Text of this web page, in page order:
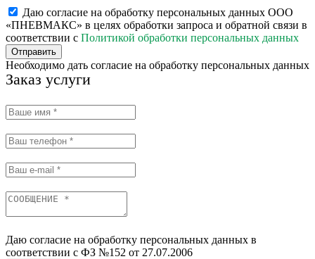
Даю согласие на обработку персональных данных ООО
«ПНЕВМАКС» в целях обработки запроса и обратной связи в
соответствии с Политикой обработки персональных данных
Отправить
Необходимо дать согласие на обработку персональных данных
Заказ услуги
Даю согласие на обработку персональных данных в
соответствии с ФЗ №152 от 27.07.2006